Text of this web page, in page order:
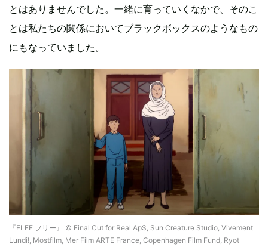
とはありませんでした。一緒に育っていくなかで、そのこ
とは私たちの関係においてブラックボックスのようなもの
にもなっていました。
『FLEE フリー』 © Final Cut for Real ApS, Sun Creature Studio, Vivement
Lundi!, Mostfilm, Mer Film ARTE France, Copenhagen Film Fund, Ryot